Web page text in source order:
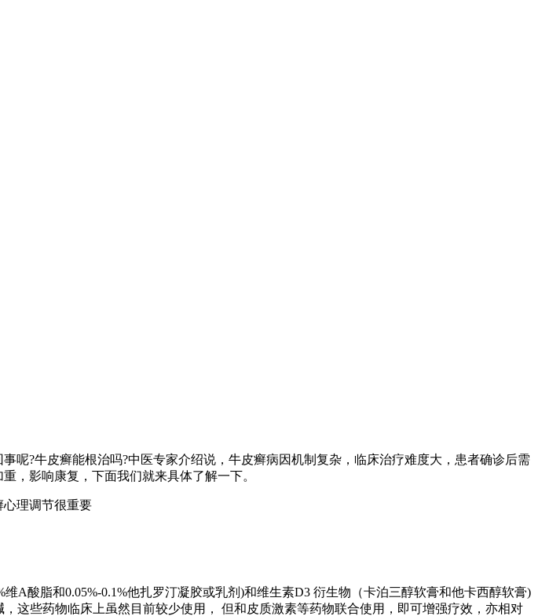
呢?牛皮癣能根治吗?中医专家介绍说，牛皮癣病因机制复杂，临床治疗难度大，患者确诊后需
，影响康复，下面我们就来具体了解一下。
酸脂和0.05%-0.1%他扎罗汀凝胶或乳剂)和维生素D3 衍生物（卡泊三醇软膏和他卡西醇软膏)
这些药物临床上虽然目前较少使用， 但和皮质激素等药物联合使用，即可增强疗效，亦相对